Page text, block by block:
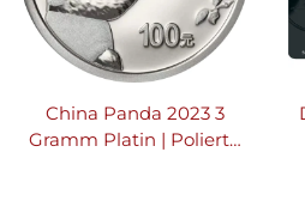
China Panda 2023 3
Gramm Platin | Polierte